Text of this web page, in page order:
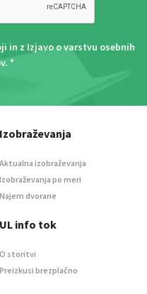
in z Izjavo o varstvu osebnih
. *
Izobraževanja
Aktualna izobraževanja
Izobraževanja po meri
Najem dvorane
UL info tok
O storitvi
Preizkusi brezplačno